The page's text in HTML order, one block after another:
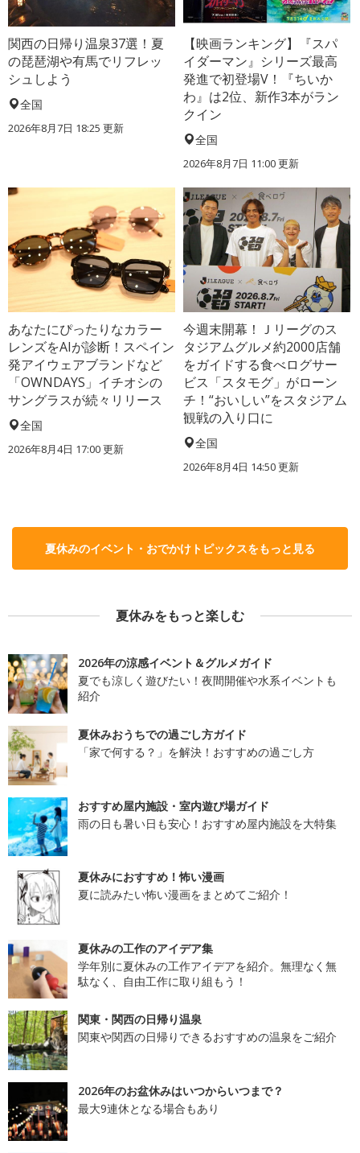
関西の日帰り温泉37選！夏
の琵琶湖や有馬でリフレッ
シュしよう
全国
2026年8月7日 18:25 更新
【映画ランキング】『スパ
イダーマン』シリーズ最高
発進で初登場V！『ちいか
わ』は2位、新作3本がラン
クイン
全国
2026年8月7日 11:00更新
あなたにぴったりなカラー
レンズをAIが診断！スペイン
発アイウェアブランドなど
「OWNDAYS」イチオシの
サングラスが続々リリース
全国
2026年8月4日 17:00更新
今週末開幕！Ｊリーグのス
タジアムグルメ約2000店舗
をガイドする食べログサー
ビス「スタモグ」がローン
チ！“おいしい”をスタジアム
観戦の入り口に
全国
2026年8月4日 14:50更新
夏休みのイベント・おでかけトピックスをもっと見る
夏休みをもっと楽しむ
2026年の涼感イベント＆グルメガイド
夏でも涼しく遊びたい！夜間開催や水系イベントも
紹介
夏休みおうちでの過ごし方ガイド
「家で何する？」を解決！おすすめの過ごし方
おすすめ屋内施設・室内遊び場ガイド
雨の日も暑い日も安心！おすすめ屋内施設を大特集
夏休みにおすすめ！怖い漫画
夏に読みたい怖い漫画をまとめてご紹介！
夏休みの工作のアイデア集
学年別に夏休みの工作アイデアを紹介。無理なく無
駄なく、自由工作に取り組もう！
関東・関西の日帰り温泉
関東や関西の日帰りできるおすすめの温泉をご紹介
2026年のお盆休みはいつからいつまで？
最大9連休となる場合もあり